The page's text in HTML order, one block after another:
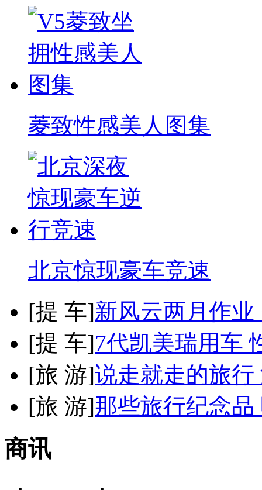
菱致性感美人图集
北京惊现豪车竞速
[提 车]新风云两月作
[提 车]7代凯美瑞用车
[旅 游]说走就走的旅
[旅 游]那些旅行纪念
商讯